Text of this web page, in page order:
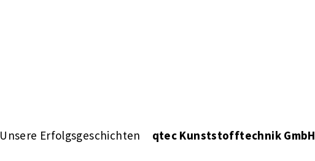
Unsere Erfolgsgeschichten qtec Kunststofftechnik GmbH